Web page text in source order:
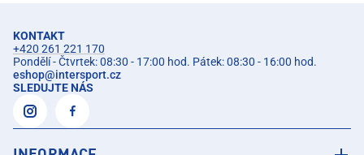
KONTAKT
+420 261 221 170
Pondělí - Čtvrtek: 08:30 - 17:00 hod. Pátek: 08:30 - 16:00 hod.
eshop@intersport.cz
SLEDUJTE NÁS